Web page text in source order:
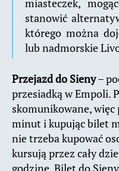
miasteczek,
stanowić
którego można
lub nadmorskie
Przejazd do Sieny–
przesiadką w Empoli.
skomunikowane,
minut i kupując bilet
nie trzeba kupować
kursują przez cały